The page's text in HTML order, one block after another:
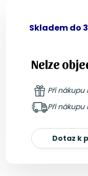
Skladem do
Nelze
Při nákupu
Při nákupu
Dotaz k